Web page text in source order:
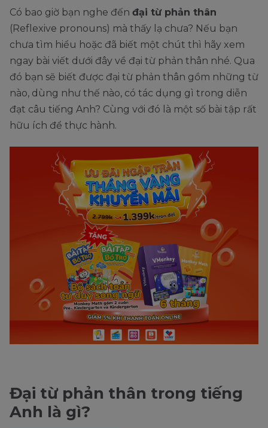
Có bao giờ bạn nghe đến đại từ phản thân
(Reflexive pronouns) mà thấy lạ chưa? Nếu bạn
chưa tìm hiểu hoặc đã biết một chút thì hãy xem
ngay bài viết dưới đây về đại từ phản thân nhé. Qua
đó bạn sẽ biết được đại từ phản thân gồm những từ
nào, dùng như thế nào, có tác dụng gì trong diễn
đạt câu tiếng Anh? Cùng với đó là một số bài tập rất
hữu ích để thực hành.
Đại từ phản thân trong tiếng
Anh là gì?